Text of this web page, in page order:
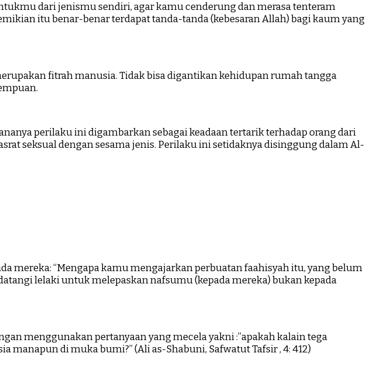
dari jenismu sendiri, agar kamu cenderung dan merasa tenteram
itu benar-benar terdapat tanda-tanda (kebesaran Allah) bagi kaum yang
fitrah manusia. Tidak bisa digantikan kehidupan rumah tangga
perilaku ini digambarkan sebagai keadaan tertarik terhadap orang dari
seksual dengan sesama jenis. Perilaku ini setidaknya disinggung dalam Al-
mereka: “Mengapa kamu mengajarkan perbuatan faahisyah itu, yang belum
lelaki untuk melepaskan nafsumu (kepada mereka) bukan kepada
menggunakan pertanyaan yang mecela yakni :”apakah kalain tega
di muka bumi?” (Ali as-Shabuni, Safwatut Tafsir , 4: 412)